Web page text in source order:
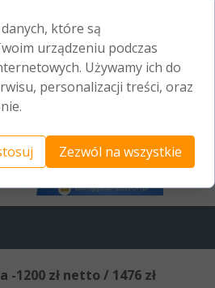
-1200 zł netto / 1476 zł
które są
urządzeniu podczas
Używamy ich do
personalizacji treści, oraz
Zezwól na wszystkie